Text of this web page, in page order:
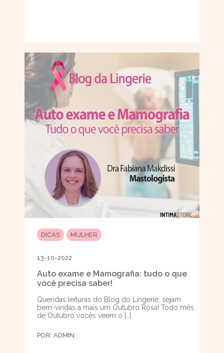
DICAS MULHER
13-10-2022
Auto exame e Mamografia: tudo o que
você precisa saber!
Queridas leituras do Blog do Lingerie, sejam
bem-vindas a mais um Outubro Rosa! Todo mês
de Outubro vocês veem o […]
POR: ADMIN